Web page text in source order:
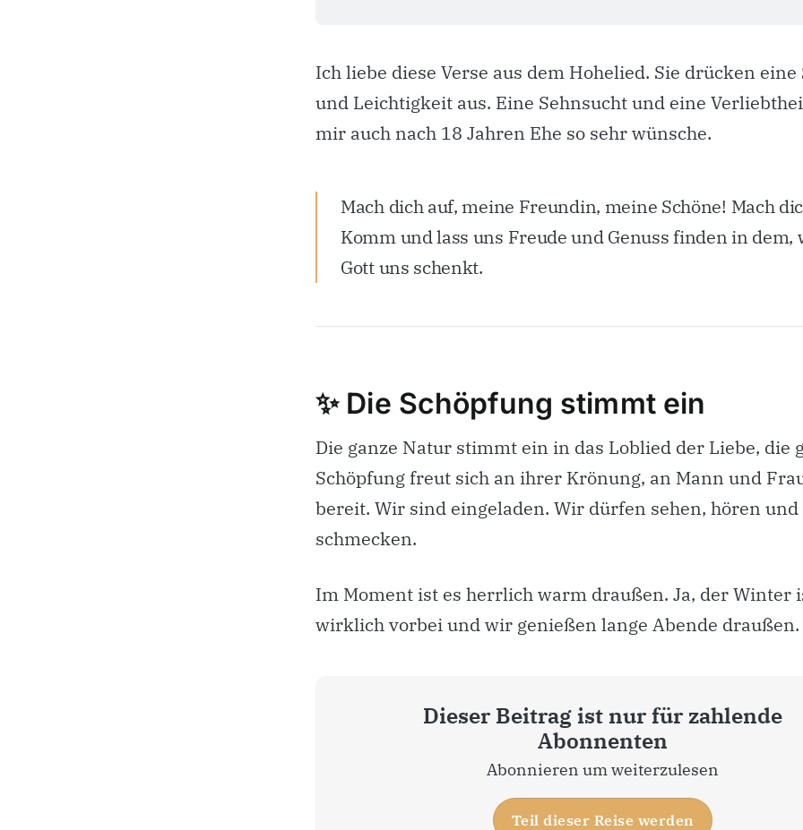
Ich liebe diese Verse aus dem Hohelied. Sie drücken
und Leichtigkeit aus. Eine Sehnsucht und eine
mir auch nach 18 Jahren Ehe so sehr wünsche.
Mach dich auf, meine Freundin, meine Schöne! Mach
Komm und lass uns Freude und Genuss finden in dem,
Gott uns schenkt.
✨ Die Schöpfung stimmt ein
Die ganze Natur stimmt ein in das Loblied der Liebe, die
Schöpfung freut sich an ihrer Krönung, an Mann und
bereit. Wir sind eingeladen. Wir dürfen sehen, hören und
schmecken.
Im Moment ist es herrlich warm draußen. Ja, der Winter
wirklich vorbei und wir genießen lange Abende draußen.
Dieser Beitrag ist nur für zahlende
Abonnenten
Abonnieren um weiterzulesen
Teil dieser Reise werden